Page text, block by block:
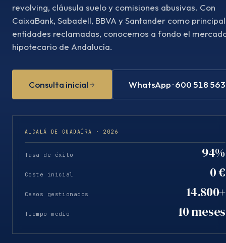
revolving, cláusula suelo y comisiones abusivas. Con
CaixaBank, Sabadell, BBVA y Santander como
entidades reclamadas, conocemos a fondo el
hipotecario de Andalucía.
Consulta inicial WhatsApp · 600 518 563
ALCALÁ DE GUADAÍRA · 2026
Tasa de éxito 94%
Coste inicial 0 €
Casos gestionados 14.800+
Tiempo medio 10 meses